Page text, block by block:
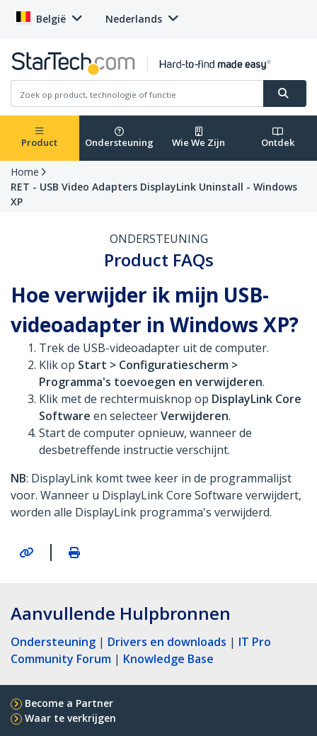
België Nederlands
Product Ondersteuning Wie We Zijn Ontdek
Home
RET - USB Video Adapters DisplayLink Uninstall - Windows
XP
ONDERSTEUNING
Product FAQs
Hoe verwijder ik mijn USB-
videoadapter in Windows XP?
Trek de USB-videoadapter uit de computer.
Klik op Start > Configuratiescherm >
Programma's toevoegen en verwijderen.
Klik met de rechtermuisknop op DisplayLink Core
Software en selecteerVerwijderen.
Start de computer opnieuw, wanneer de
desbetreffende instructie verschijnt.
NB: DisplayLink komt twee keer in de programmalijst
voor. Wanneer u DisplayLink Core Software verwijdert,
worden alle DisplayLink programma's verwijderd.
|
Aanvullende Hulpbronnen
Ondersteuning | Drivers en downloads | IT Pro
Community Forum | Knowledge Base
Become a Partner
Waar te verkrijgen